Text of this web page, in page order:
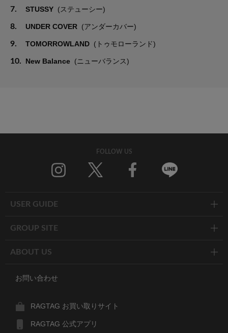
7. STUSSY (ステューシー)
8. UNDER COVER (アンダーカバー)
9. TOMORROWLAND (トゥモローランド)
10. New Balance (ニューバランス)
FOLLOW US
USER GUIDE
GROUP SITE
ABOUT US
お問い合わせ
RAGTAG お買い取りサイト
RAGTAG 公式アプリ